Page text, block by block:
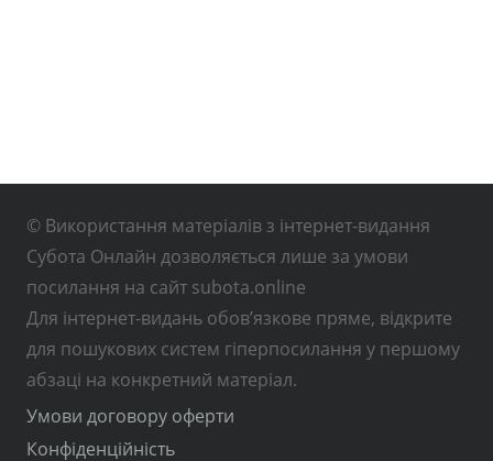
© Використання матеріалів з інтернет-видання
Субота Онлайн дозволяється лише за умови
посилання на сайт subota.online
Для інтернет-видань обов’язкове пряме, відкрите
для пошукових систем гіперпосилання у першому
абзаці на конкретний матеріал.
Умови договору оферти
Конфіденційність